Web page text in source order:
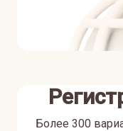
Более 300